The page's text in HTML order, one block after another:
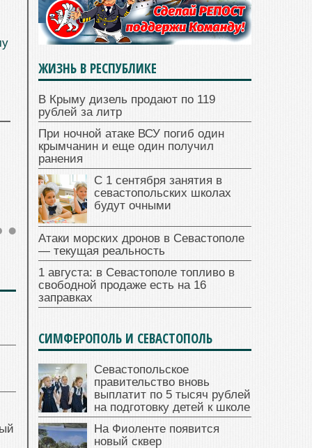
ЖИЗНЬ В РЕСПУБЛИКЕ
В Крыму дизель продают по 119
рублей за литр
При ночной атаке ВСУ погиб один
крымчанин и еще один получил
ранения
С 1 сентября занятия в
севастопольских школах
будут очными
Атаки морских дронов в Севастополе
— текущая реальность
1 августа: в Севастополе топливо в
свободной продаже есть на 16
заправках
СИМФЕРОПОЛЬ И СЕВАСТОПОЛЬ
Севастопольское
правительство вновь
выплатит по 5 тысяч рублей
на подготовку детей к школе
На Фиоленте появится
новый сквер